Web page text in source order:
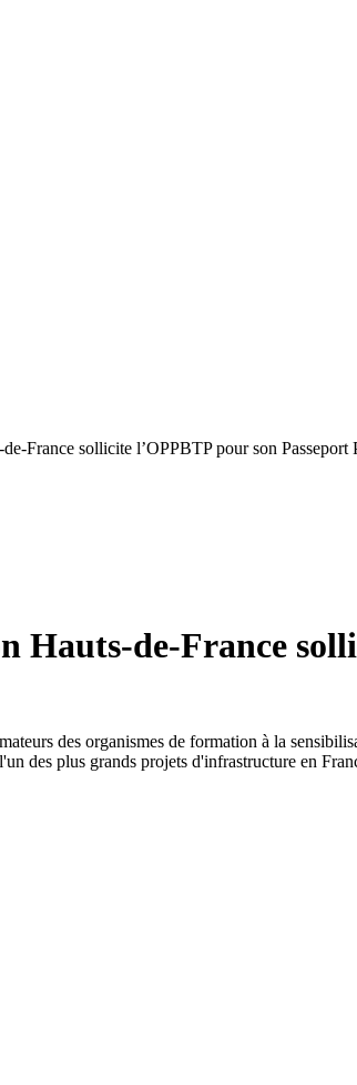
France sollicite l’OPPBTP pour son Passeport
Hauts-de-France
des organismes de formation à la
des plus grands projets d'infrastructure en